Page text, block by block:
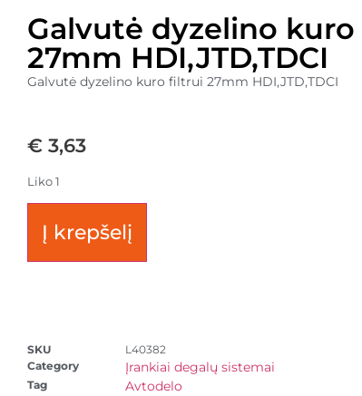
Galvutė dyzelino
27mm HDI,JTD,TDCI
Galvutė dyzelino kuro filtrui 27mm HDI,JTD,TDCI
€ 3,63
Liko 1
Į krepšelį
SKU
L40382
Category
Įrankiai degalų sistemai
Tag Avtodelo